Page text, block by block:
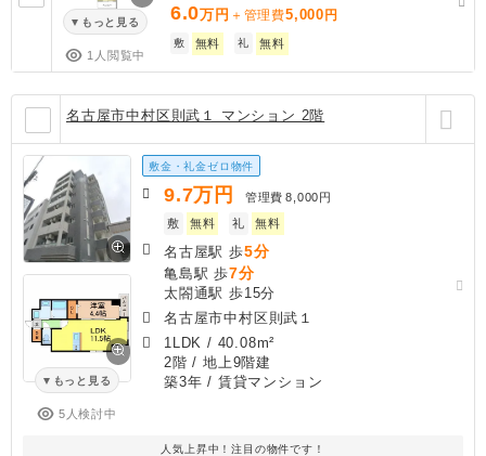
もっと見る
1人閲覧中
6.0万円 ＋管理費5,000 円
敷 無料 礼 無料
名古屋市中村区則武１ マンション 2階
もっと見る
5人検討中
敷金・礼金ゼロ物件
9.7万円 管理費 8,000円
敷
無料 礼 無料
名古屋駅 歩5分
亀島駅 歩7分
太閤通駅 歩15分
名古屋市中村区則武１
1LDK / 40.08m²
2階 / 地上9階建
築3年 / 賃貸マンション
人気上昇中！注目の物件です！